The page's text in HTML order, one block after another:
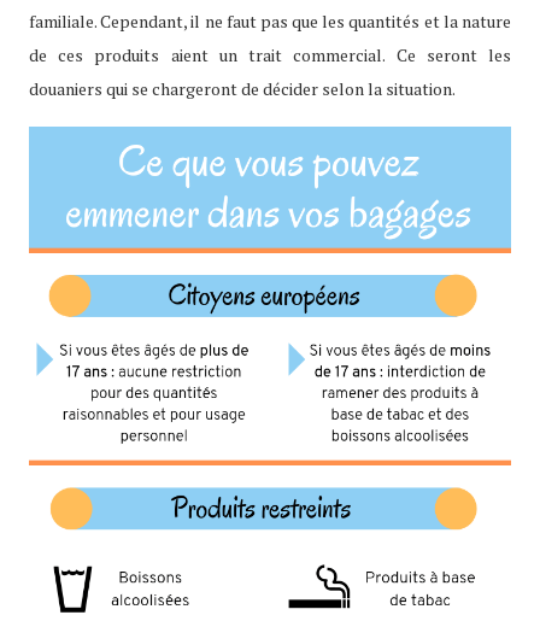
familiale. Cependant, il ne faut pas que les quantités et la nature
de ces produits aient un trait commercial. Ce seront les
douaniers qui se chargeront de décider selon la situation.